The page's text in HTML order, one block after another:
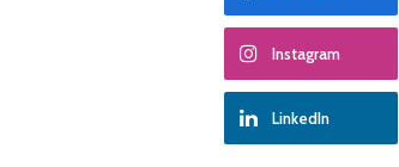
Instagram
LinkedIn